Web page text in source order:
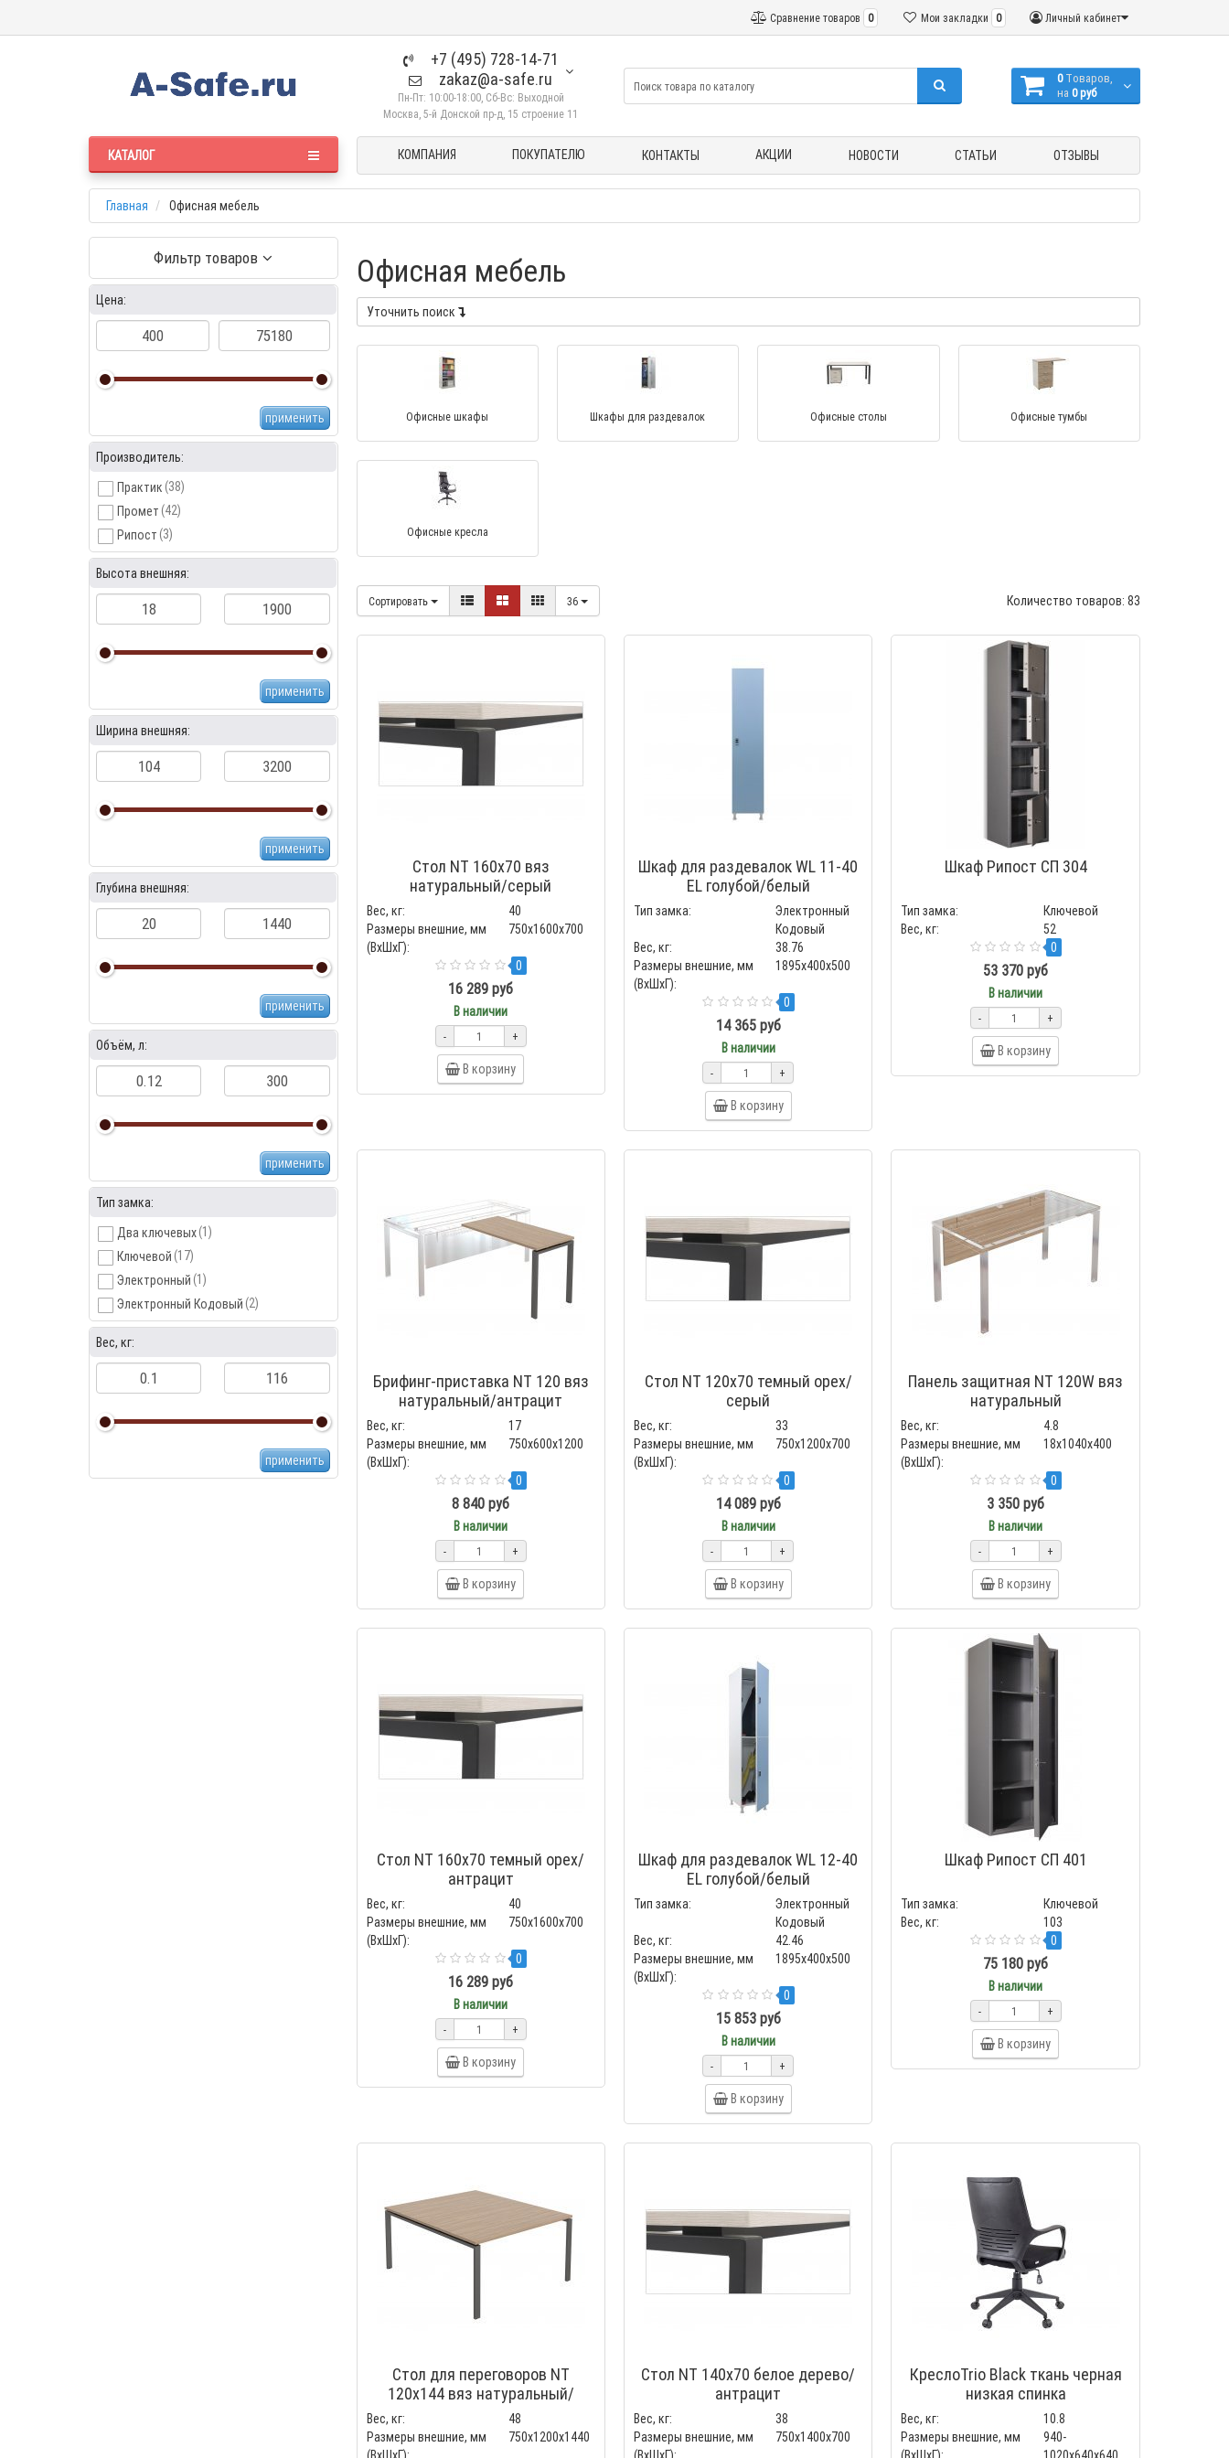
Личный кабинет
Мои закладки 0
Сравнение товаров 0
+7 (495) 728-14-71
zakaz@a-safe.ru
Пн-Пт: 10:00-18:00, Сб-Вс: Выходной
Москва, 5-й Донской пр-д, 15 строение 11
0 Tоваров,
на 0 руб
КАТАЛОГ КОМПАНИЯ ПОКУПАТЕЛЮ КОНТАКТЫ АКЦИИ НОВОСТИ СТАТЬИ ОТЗЫВЫ
Главная Офисная мебель
Фильтр товаров
Цена:
применить
Производитель:
Практик (38)
Промет (42)
Рипост (3)
Высота внешняя:
применить
Ширина внешняя:
применить
Глубина внешняя:
применить
Объём, л:
применить
Тип замка:
Два ключевых(1)
Ключевой (17)
Электронный (1)
Электронный Кодовый (2)
Вес, кг:
применить
Офисная мебель
Уточнить поиск
Офисные шкафы Шкафы для раздевалок Офисные столы Офисные тумбы
Офисные кресла
Сортировать 36 Количество товаров: 83
Стол NT 160x70 вяз
натуральный/серый
Вес, кг:
40
Размеры внешние, мм
(ВхШхГ):
750x1600x700
0
16 289 руб
В наличии
- +
В корзину
Шкаф для раздевалок WL 11-40
EL голубой/белый
Тип замка:
Электронный
Кодовый
Вес, кг:
38.76
Размеры внешние, мм
(ВхШхГ):
1895x400x500
0
14 365 руб
В наличии
- +
В корзину
Шкаф Рипост СП 304
Тип замка:
Ключевой
Вес, кг:
52
0
53 370 руб
В наличии
- +
В корзину
Брифинг-приставка NT 120 вяз
натуральный/антрацит
Вес, кг:
17
Размеры внешние, мм
(ВхШхГ):
750x600x1200
0
8 840 руб
В наличии
- +
В корзину
Стол NT 120x70 темный орех/
серый
Вес, кг:
33
Размеры внешние, мм
(ВхШхГ):
750x1200x700
0
14 089 руб
В наличии
- +
В корзину
Панель защитная NT 120W вяз
натуральный
Вес, кг:
4.8
Размеры внешние, мм
(ВхШхГ):
18x1040x400
0
3 350 руб
В наличии
- +
В корзину
Стол NT 160x70 темный орех/
антрацит
Вес, кг:
40
Размеры внешние, мм
(ВхШхГ):
750x1600x700
0
16 289 руб
В наличии
- +
В корзину
Шкаф для раздевалок WL 12-40
EL голубой/белый
Тип замка:
Электронный
Кодовый
Вес, кг:
42.46
Размеры внешние, мм
(ВхШхГ):
1895x400x500
0
15 853 руб
В наличии
- +
В корзину
Шкаф Рипост СП 401
Тип замка:
Ключевой
Вес, кг:
103
0
75 180 руб
В наличии
- +
В корзину
Стол для переговоров NT
120х144 вяз натуральный/
антрацит
Вес, кг:
48
Размеры внешние, мм
750x1200x1440
Стол NT 140x70 белое дерево/
антрацит
Вес, кг:
38
Размеры внешние, мм
750x1400x700
КреслоTrio Black ткань черная
низкая спинка
Вес, кг:
10.8
Размеры внешние, мм
940-